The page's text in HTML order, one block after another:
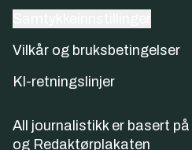
Vilkår og bruksbetingelser
KI-retningslinjer
All journalistikk er basert på
og Redaktørplakaten